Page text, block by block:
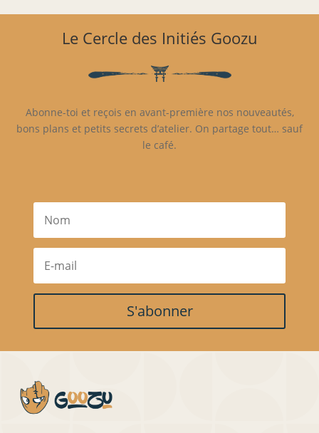
Le Cercle des Initiés Goozu
Abonne-toi et reçois en avant-première nos nouveautés,
bons plans et petits secrets d’atelier. On partage tout… sauf
le café.
S'abonner